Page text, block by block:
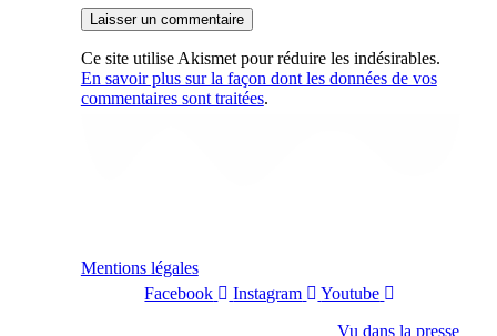
Ce site utilise Akismet pour réduire les indésirables.
En savoir plus sur la façon dont les données de vos
commentaires sont traitées.
Mentions légales
Facebook
Instagram
Youtube
Vu dans la presse